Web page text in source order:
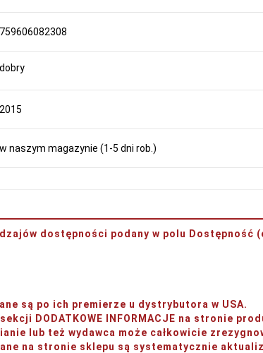
759606082308
dobry
2015
w naszym magazynie (1-5 dni rob.)
dostępności podany w polu Dostępność
są po ich premierze u dystrybutora w USA.
DODATKOWE INFORMACJE na stronie
lub też wydawca może całkowicie
na stronie sklepu są systematycznie